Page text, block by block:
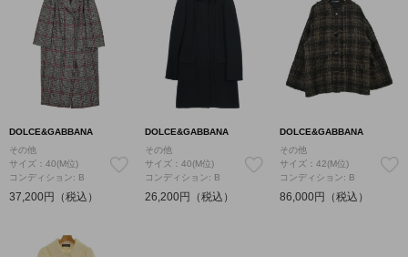
DOLCE&GABBANA
その他
サイズ：40(M位)
コンディション: B
37,200円（税込）
DOLCE&GABBANA
その他
サイズ：40(M位)
コンディション: B
26,200円（税込）
DOLCE&GABBANA
その他
サイズ：42(M位)
コンディション: B
86,000円（税込）